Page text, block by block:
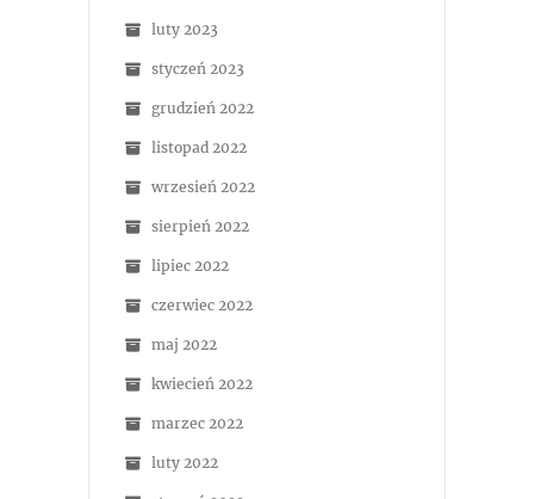
luty 2023
styczeń 2023
grudzień 2022
listopad 2022
wrzesień 2022
sierpień 2022
lipiec 2022
czerwiec 2022
maj 2022
kwiecień 2022
marzec 2022
luty 2022